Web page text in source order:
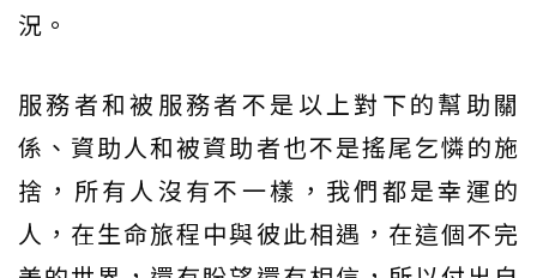
況。
服務者和被服務者不是以上對下的幫助關
係、資助人和被資助者也不是搖尾乞憐的施
捨，所有人沒有不一樣，我們都是幸運的
人，在生命旅程中與彼此相遇，在這個不完